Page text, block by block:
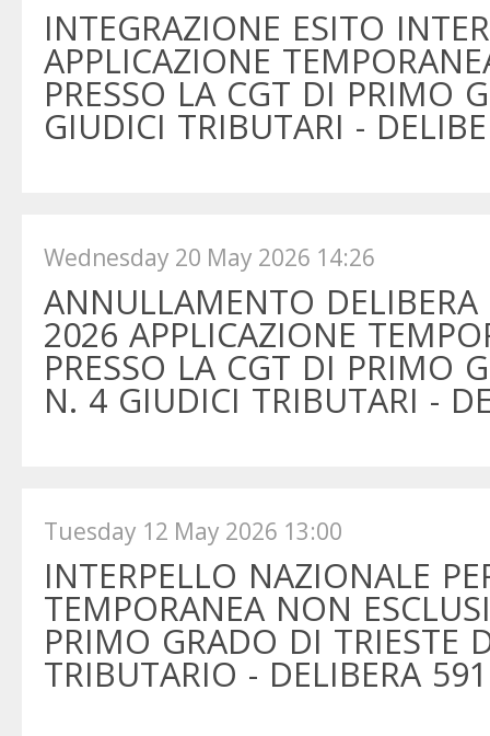
INTEGRAZIONE ESITO
APPLICAZIONE
PRESSO LA CGT DI PRIMO
GIUDICI TRIBUTARI -
Wednesday 20 May 2026 14:26
ANNULLAMENTO
2026 APPLICAZIONE
PRESSO LA CGT DI PRIMO
N. 4 GIUDICI TRIBUTARI -
Tuesday 12 May 2026 13:00
INTERPELLO NAZIONALE
TEMPORANEA NON
PRIMO GRADO DI TRIESTE
TRIBUTARIO - DELIBERA 591